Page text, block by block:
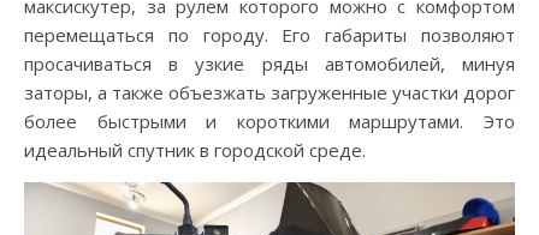
максискутер, за рулем которого можно с комфортом
перемещаться по городу. Его габариты позволяют
просачиваться в узкие ряды автомобилей, минуя
заторы, а также объезжать загруженные участки дорог
более быстрыми и короткими маршрутами. Это
идеальный спутник в городской среде.